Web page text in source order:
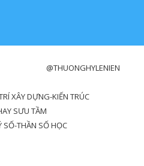
@THUONGHYLENIEN
XÂY DỰNG-KIẾN TRÚC
SƯU TẦM
SỐ-THẦN SỐ HỌC